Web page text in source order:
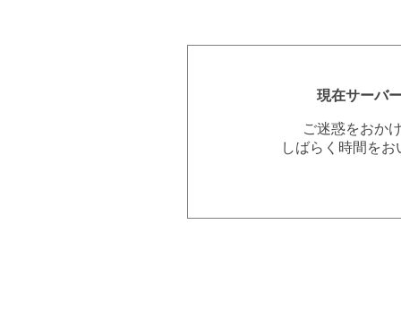
現在サーバ
ご迷惑をおか
しばらく時間を